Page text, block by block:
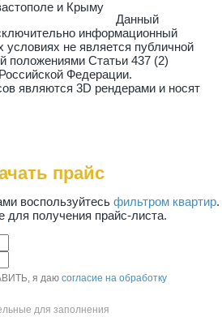
и Крыму
Данный
информационный
условиях не является публичной
положениями Статьи 437 (2)
Федерации.
являются 3D рендерами и носят
прайс
воспользуйтесь фильтром квартир.
для получения прайс-листа.
я даю согласие на обработку
для заполнения